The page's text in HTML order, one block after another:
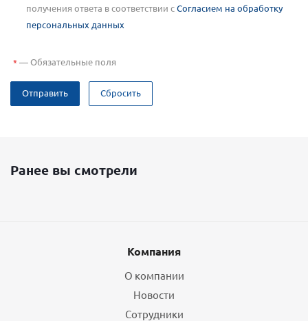
получения ответа в соответствии сСогласием на обработку
персональных данных
*—Обязательные поля
Отправить Сбросить
Ранее вы смотрели
Компания
О компании
Новости
Сотрудники